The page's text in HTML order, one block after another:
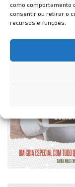
como comportamento
consentir ou retirar o
recursos e funções.